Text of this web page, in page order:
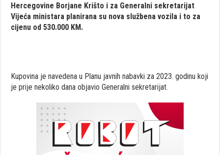
Hercegovine Borjane Krišto i za Generalni sekretarijat
Vijeća ministara planirana su nova službena vozila i to za
cijenu od 530.000 KM.
Kupovina je navedena u Planu javnih nabavki za 2023. godinu koji
je prije nekoliko dana objavio Generalni sekretarijat.